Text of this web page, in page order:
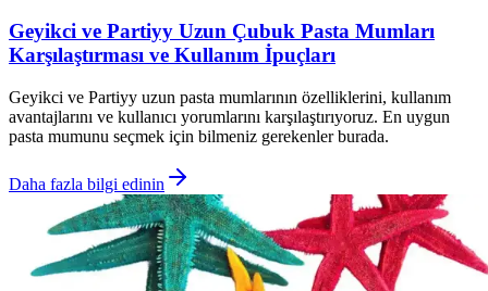
Geyikci ve Partiyy Uzun Çubuk Pasta Mumları
Karşılaştırması ve Kullanım İpuçları
Geyikci ve Partiyy uzun pasta mumlarının özelliklerini, kullanım
avantajlarını ve kullanıcı yorumlarını karşılaştırıyoruz. En uygun
pasta mumunu seçmek için bilmeniz gerekenler burada.
Daha fazla bilgi edinin